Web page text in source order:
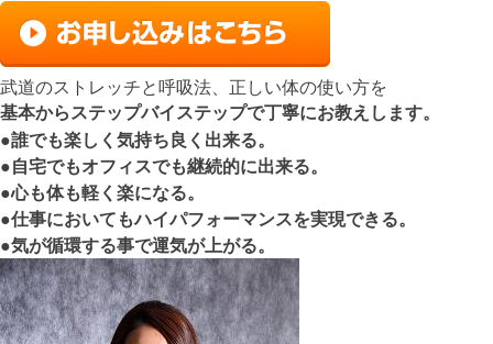
武道のストレッチと呼吸法、正しい体の使い方を
基本からステップバイステップで丁寧にお教えします。
●誰でも楽しく気持ち良く出来る。
●自宅でもオフィスでも継続的に出来る。
●心も体も軽く楽になる。
●仕事においてもハイパフォーマンスを実現できる。
●気が循環する事で運気が上がる。